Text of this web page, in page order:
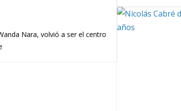
Nara, volvió a ser el centro